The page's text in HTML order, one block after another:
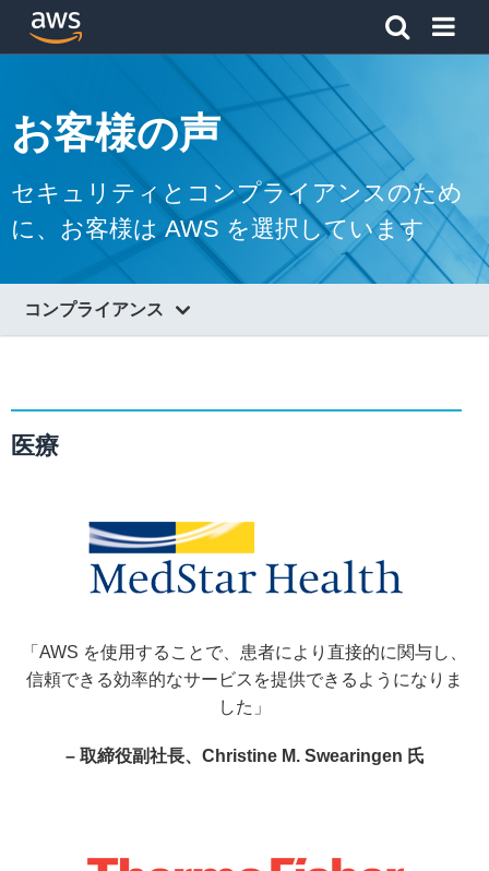
アマゾン ウェブ サービスのホームページに戻るには、こ
お客様の声
セキュリティとコンプライアンスのため
に、お客様は AWS を選択しています
コンプライアンス
リソース
お客様の声
医療
「AWS を使用することで、患者により直接的に関与し、
信頼できる効率的なサービスを提供できるようになりま
した」
– 取締役副社長、Christine M. Swearingen 氏